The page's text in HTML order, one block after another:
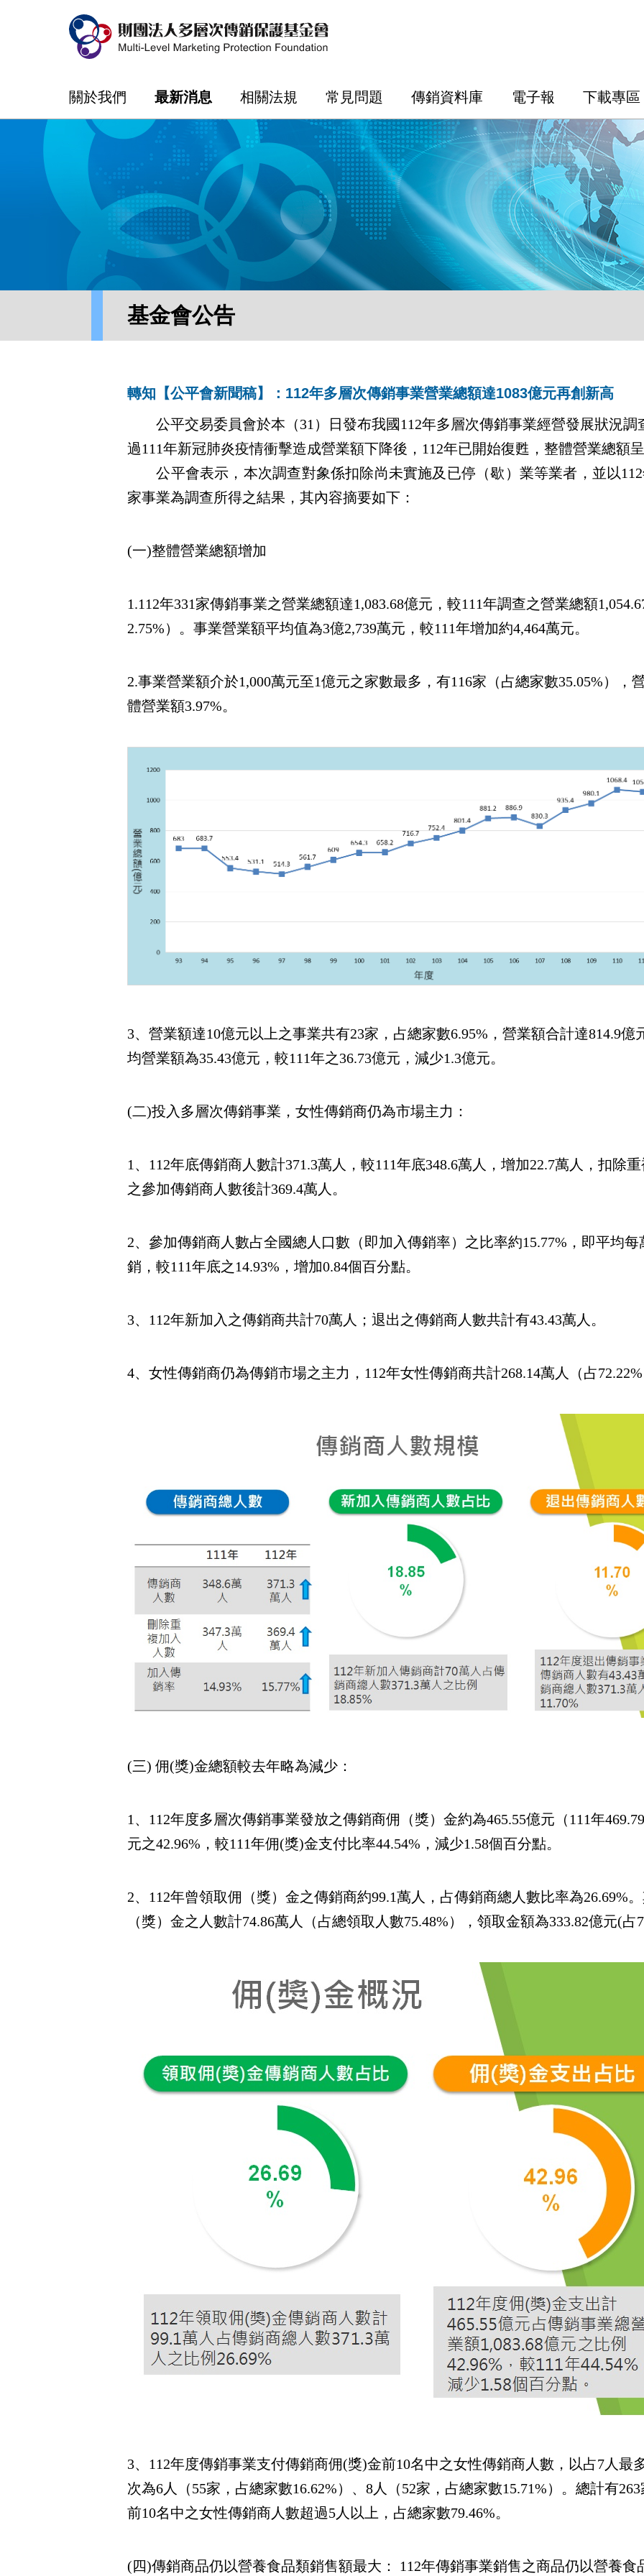
關於我們 最新消息 相關法規 常見問題 傳銷資料庫 電子報 下載專區
基金會公告
轉知【公平會新聞稿】：112年多層次傳銷事業營業總額達1083億元再創新高
公平交易委員會於本（31）日發布我國112年多層次傳銷事業經營發展狀況調
過111年新冠肺炎疫情衝擊造成營業額下降後，112年已開始復甦，整體營業總額
公平會表示，本次調查對象係扣除尚未實施及已停（歇）業等業者，並以112
家事業為調查所得之結果，其內容摘要如下：
(一)整體營業總額增加
1.112年331家傳銷事業之營業總額達1,083.68億元，較111年調查之營業總額
2.75%）。事業營業額平均值為3億2,739萬元，較111年增加約4,464萬元。
2.事業營業額介於1,000萬元至1億元之家數最多，有116家（占總家數35.05%），
體營業額3.97%。
3、營業額達10億元以上之事業共有23家，占總家數6.95%，營業額合計達814.9億
均營業額為35.43億元，較111年之36.73億元，減少1.3億元。
(二)投入多層次傳銷事業，女性傳銷商仍為市場主力：
1、112年底傳銷商人數計371.3萬人，較111年底348.6萬人，增加22.7萬人，扣除
之參加傳銷商人數後計369.4萬人。
2、參加傳銷商人數占全國總人口數（即加入傳銷率）之比率約15.77%，即平均
銷，較111年底之14.93%，增加0.84個百分點。
3、112年新加入之傳銷商共計70萬人；退出之傳銷商人數共計有43.43萬人。
4、女性傳銷商仍為傳銷市場之主力，112年女性傳銷商共計268.14萬人（占
(三) 佣(獎)金總額較去年略為減少：
1、112年度多層次傳銷事業發放之傳銷商佣（獎）金約為465.55億元（111年
元之42.96%，較111年佣(獎)金支付比率44.54%，減少1.58個百分點。
2、112年曾領取佣（獎）金之傳銷商約99.1萬人，占傳銷商總人數比率為26.69%
（獎）金之人數計74.86萬人（占總領取人數75.48%），領取金額為333.82億元(占
3、112年度傳銷事業支付傳銷商佣(獎)金前10名中之女性傳銷商人數，以占7人最
次為6人（55家，占總家數16.62%）、8人（52家，占總家數15.71%）。總計有
前10名中之女性傳銷商人數超過5人以上，占總家數79.46%。
(四)傳銷商品仍以營養食品類銷售額最大： 112年傳銷事業銷售之商品仍以營養食